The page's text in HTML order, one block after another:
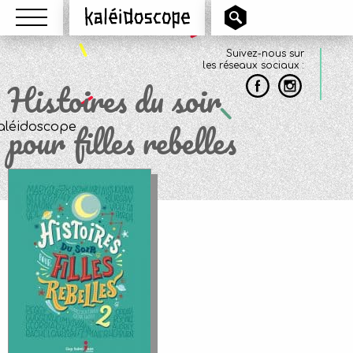
Menu Kaléidoscope
Suivez-nous sur
les réseaux sociaux :
Histoires du soir
pour filles rebelles